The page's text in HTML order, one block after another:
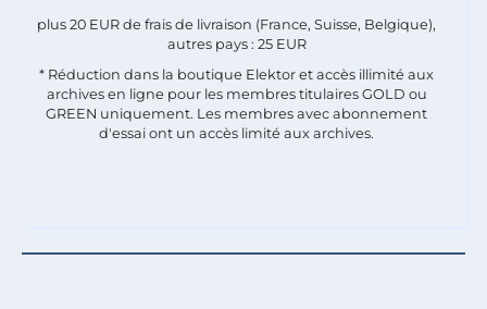
plus 20 EUR de frais de livraison (France, Suisse, Belgique),
autres pays : 25 EUR
* Réduction dans la boutique Elektor et accès illimité aux
archives en ligne pour les membres titulaires GOLD ou
GREEN uniquement. Les membres avec abonnement
d'essai ont un accès limité aux archives.